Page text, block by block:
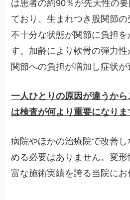
は患者の約90％が先天性の
ており、生まれつき股関節
不十分な状態が関節に負担を
す。加齢により軟骨の弾力性
関節への負担が増加し症状が
一人ひとりの原因が違うか
は検査が何より重要になりま
病院やほかの治療院で改善
める必要はありません。変
富な施術実績を誇る当院にお